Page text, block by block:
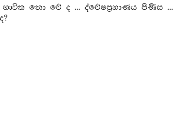
නො වේ ද ... ද්වේෂප්‍රහාණය පිණිස ...